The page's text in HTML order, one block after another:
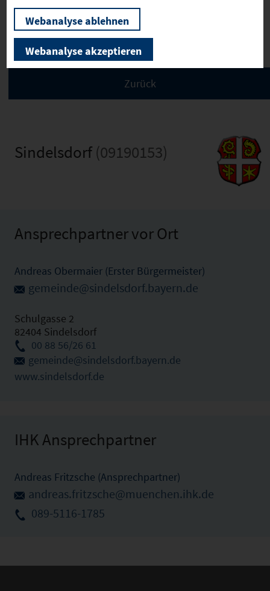
Kommunale Infrastruktur
Sindelsdorf (09190153)
Ansprechpartner vor Ort
Andreas Obermaier (Erster Bürgermeister)
gemeinde@sindelsdorf.bayern.de
Schulgasse 2
82404 Sindelsdorf
00 88 56/26 61
gemeinde@sindelsdorf.bayern.de
www.sindelsdorf.de
IHK Ansprechpartner
Andreas Fritzsche (Ansprechpartner)
andreas.fritzsche@muenchen.ihk.de
089-5116-1785
Webanalyse ablehnen
Webanalyse akzeptieren